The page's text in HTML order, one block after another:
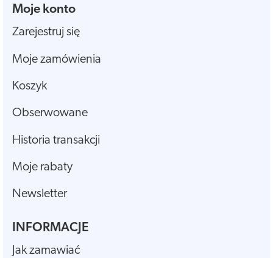
Moje konto
Zarejestruj się
Moje zamówienia
Koszyk
Obserwowane
Historia transakcji
Moje rabaty
Newsletter
INFORMACJE
Jak zamawiać